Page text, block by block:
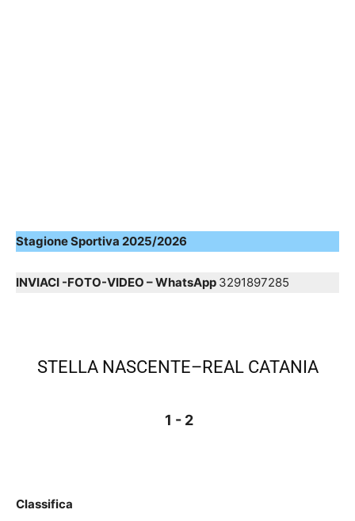
Stagione Sportiva 2025/2026
INVIACI -FOTO-VIDEO – WhatsApp 3291897285
STELLA NASCENTE–REAL CATANIA
1 - 2
Classifica